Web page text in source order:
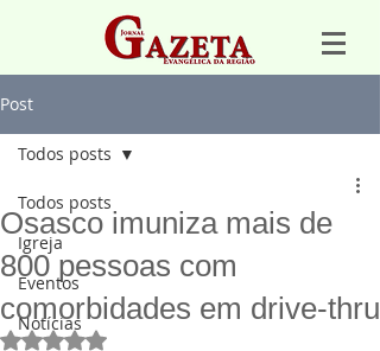
Post
Todos posts
Igreja
Eventos
Notícias
Todos posts
Osasco imuniza mais de
800 pessoas com
comorbidades em drive-thru
Avaliado com NaN de 5 estrelas.